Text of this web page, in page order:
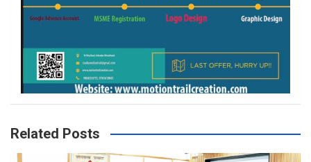
Related Posts